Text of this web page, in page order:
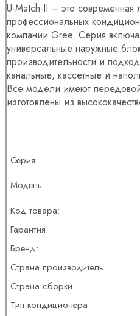
U-Match-II – это
профессиональных
компании Gree. Серия
универсальные наружные
производительности и
канальные, кассетные и
Все модели имеют
изготовлены из
Серия:
Модель:
Код товара:
Гарантия:
Бренд:
Страна производитель:
Страна сборки:
Тип кондиционера: